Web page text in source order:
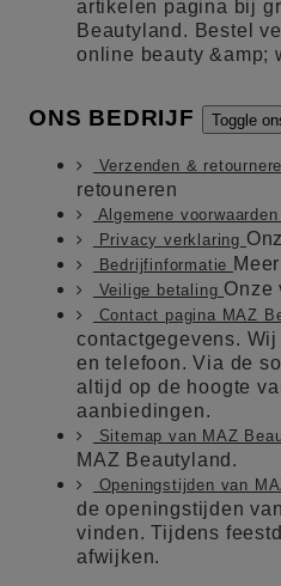
artikelen pagina bij
Beautyland. Bestel
online beauty &amp;
ONS BEDRIJF Toggle
Verzenden &
retouneren
Algemene
Privacy verklaring
Bedrijfinformatie
Veilige betaling Onze
Contact pagina MAZ
contactgegevens.
en telefoon. Via de
altijd op de hoogte
aanbiedingen.
Sitemap van MAZ
MAZ Beautyland.
Openingstijden van
de openingstijden
vinden. Tijdens
afwijken.